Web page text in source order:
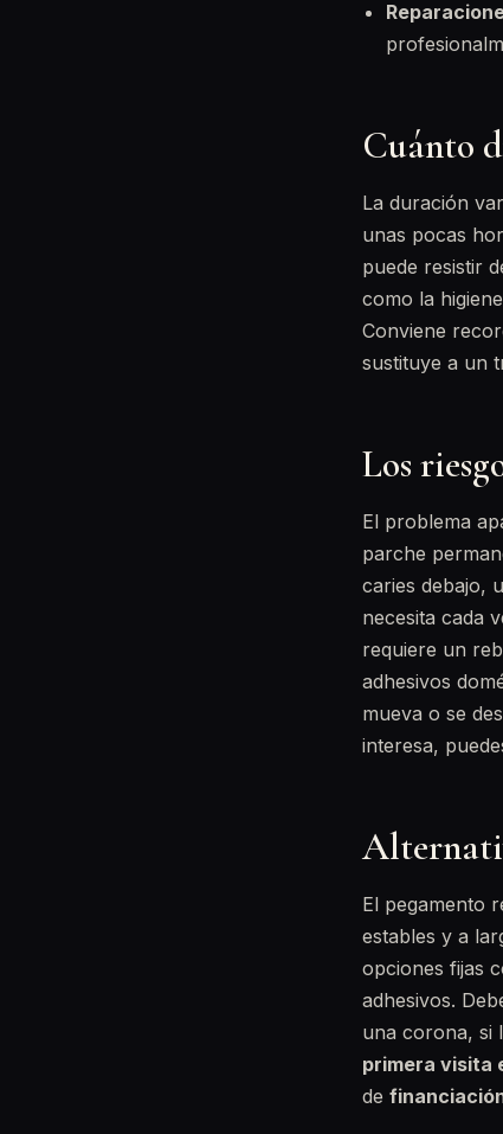
Cuánto
La duración
unas pocas
puede resistir
como la
Conviene
sustituye a un
Los
El problema
parche
caries debajo,
necesita cada
requiere un
adhesivos
mueva o se
interesa,
El pegamento
estables y a
opciones fijas
adhesivos.
una corona, si
primera visita
de